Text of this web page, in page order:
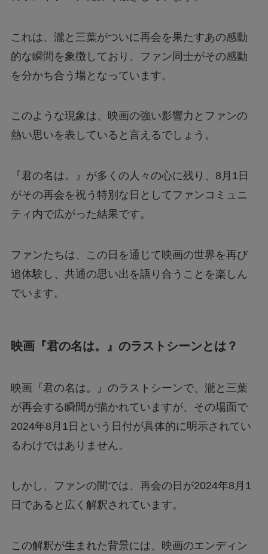
これは、瀧と三葉がついに再会を果たすあの感動
的な瞬間を象徴しており、ファン同士がその感動
を分かち合う場となっています。
このような現象は、映画の強い影響力とファンの
熱い思いを表していると言えるでしょう。
『君の名は。』が多くの人々の心に残り、8月1日
がその再会を祝う特別な日としてファンコミュニ
ティ内で広がった結果です。
ファンたちは、この日を通じて映画の世界を再び
追体験し、共通の思い出を語り合うことを楽しん
でいます。
映画『君の名は。』のラストシーンとは？
映画『君の名は。』のラストシーンで、瀧と三葉
が再会する瞬間が描かれていますが、その場面で
2024年8月1日という日付が具体的に明示されてい
るわけではありません。
しかし、ファンの間では、再会の日が2024年8月1
日であると広く解釈されています。
この解釈が生まれた背景には、映画のエンディン